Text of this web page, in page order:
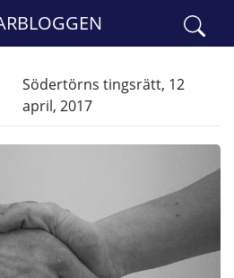
Södertörns tingsrätt, 12
april, 2017